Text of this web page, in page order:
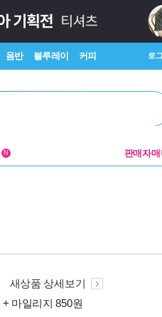
음반 블루레이 커피 로
N 판매자매
새상품 상세보기
+ 마일리지 850원